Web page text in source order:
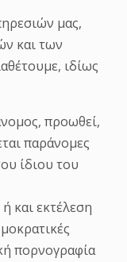
μας,
και των
ιδίως
προωθεί,
παράνομες
ίδιου του
και εκτέλεση
πορνογραφία